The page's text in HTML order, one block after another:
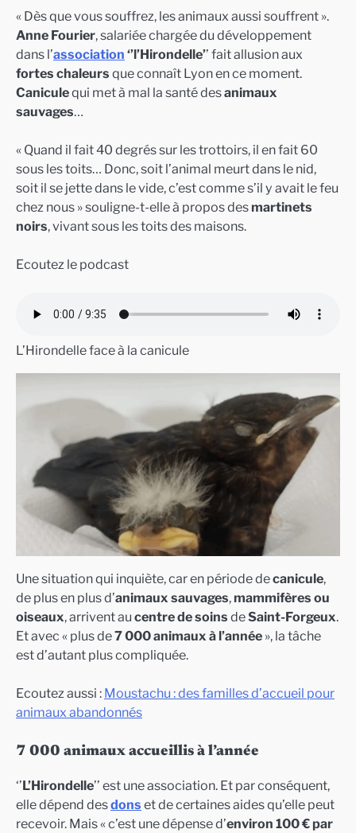
« Dès que vous souffrez, les animaux aussi souffrent ».
Anne Fourier, salariée chargée du développement
dans l’association ‘’l’Hirondelle’’ fait allusion aux
fortes chaleurs que connaît Lyon en ce moment.
Caniculequi met à mal la santé desanimaux
sauvages…
« Quand il fait 40 degrés sur les trottoirs, il en fait 60
sous les toits… Donc, soit l’animal meurt dans le nid,
soit il se jette dans le vide, c’est comme s’il y avait le feu
chez nous » souligne-t-elle à propos des martinets
noirs, vivant sous les toits des maisons.
Ecoutez le podcast
L’Hirondelle face à la canicule
Une situation qui inquiète, car en période decanicule,
de plus en plus d’animaux sauvages, mammifères ou
oiseaux, arrivent au centre de soins deSaint-Forgeux.
Et avec « plus de7 000 animaux à l’année », la tâche
est d’autant plus compliquée.
Ecoutez aussi : Moustachu : des familles d’accueil pour
animaux abandonnés
7 000 animaux accueillis à l’année
‘’L’Hirondelle’’ est une association. Et par conséquent,
elle dépend desdons et de certaines aides qu’elle peut
recevoir. Mais « c’est une dépense d’environ 100 € par